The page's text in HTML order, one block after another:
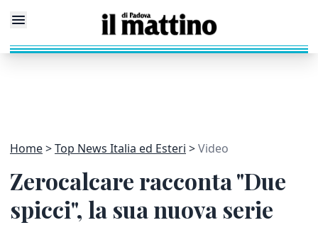
Home Top News Italia ed Esteri Video
Zerocalcare racconta "Due
spicci", la sua nuova serie